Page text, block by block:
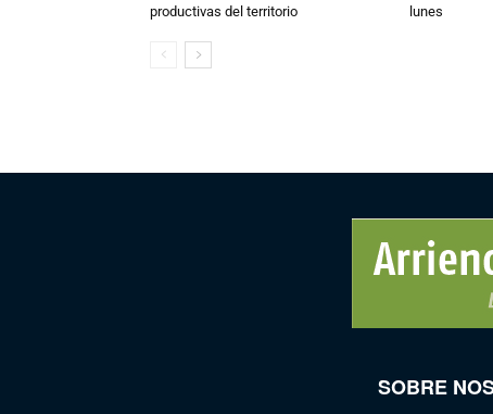
productivas del territorio
lunes
SOBRE